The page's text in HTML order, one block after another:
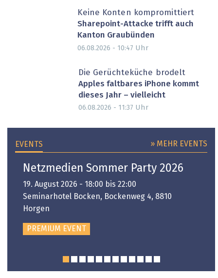
Keine Konten kompromittiert
Sharepoint-Attacke trifft auch
Kanton Graubünden
06.08.2026 - 10:47 Uhr
Die Gerüchteküche brodelt
Apples faltbares iPhone kommt
dieses Jahr – vielleicht
06.08.2026 - 11:37 Uhr
EVENTS » MEHR EVENTS
Netzmedien Sommer Party 2026
19. August 2026 - 18:00 bis 22:00
Seminarhotel Bocken, Bockenweg 4, 8810
Horgen
PREMIUM EVENT